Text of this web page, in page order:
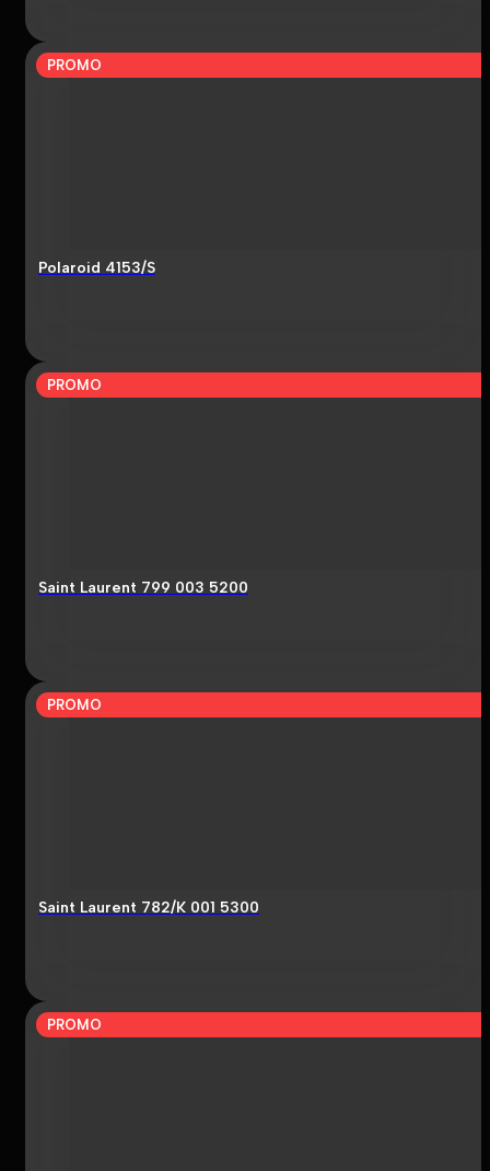
PROMO
Polaroid 4153/S
PROMO
Saint Laurent 799 003 5200
PROMO
Saint Laurent 782/K 001 5300
PROMO